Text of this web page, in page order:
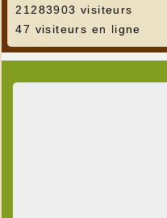
21283903 visiteurs
47 visiteurs en ligne